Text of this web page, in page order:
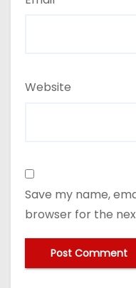
Website
Save my name,
browser for the